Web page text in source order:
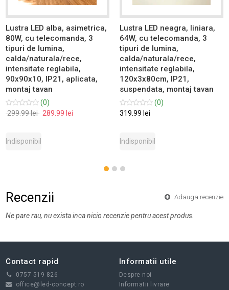
Lustra LED alba, asimetrica,
80W, cu telecomanda, 3
tipuri de lumina,
calda/naturala/rece,
intensitate reglabila,
90x90x10, IP21, aplicata,
montaj tavan
(0)
299.99 lei 289.99 lei
Indisponibil
Lustra LED neagra, liniara,
64W, cu telecomanda, 3
tipuri de lumina,
calda/naturala/rece,
intensitate reglabila,
120x3x80cm, IP21,
suspendata, montaj tavan
(0)
319.99 lei
Indisponibil
Recenzii Adauga recenzie
Ne pare rau, nu exista inca nicio recenzie pentru acest produs.
Contact rapid
0757 519 826
office@led-concept.ro
Informatii utile
Despre noi
Informatii livrare